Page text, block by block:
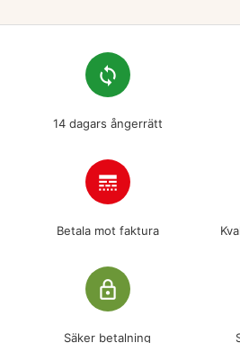
loop
14 dagars ångerrätt
line_style
Betala mot faktura
lock_outline
Säker betalning